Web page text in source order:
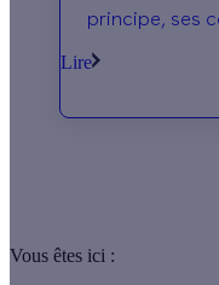
principe, ses
qu'il vous
Lire
Vous êtes ici :